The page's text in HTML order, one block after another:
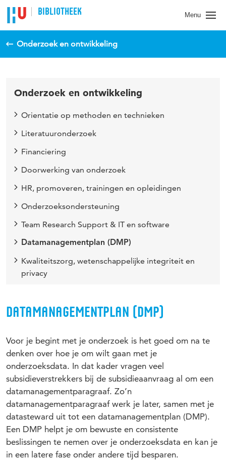
BIBLIOTHEEK Menu
Onderzoek en ontwikkeling
Onderzoek en ontwikkeling
Orientatie op methoden en technieken
Literatuuronderzoek
Financiering
Doorwerking van onderzoek
HR, promoveren, trainingen en opleidingen
Onderzoeksondersteuning
Team Research Support & IT en software
Datamanagementplan (DMP)
Kwaliteitszorg, wetenschappelijke integriteit en
privacy
DATAMANAGEMENTPLAN (DMP)
Voor je begint met je onderzoek is het goed om na te
denken over hoe je om wilt gaan met je
onderzoeksdata. In dat kader vragen veel
subsidieverstrekkers bij de subsidieaanvraag al om een
datamanagementparagraaf. Zo’n
datamanagementparagraaf werk je later, samen met je
datasteward uit tot een datamanagementplan (DMP).
Een DMP helpt je om bewuste en consistente
beslissingen te nemen over je onderzoeksdata en kan je
in een latere fase onder andere tijd besparen.